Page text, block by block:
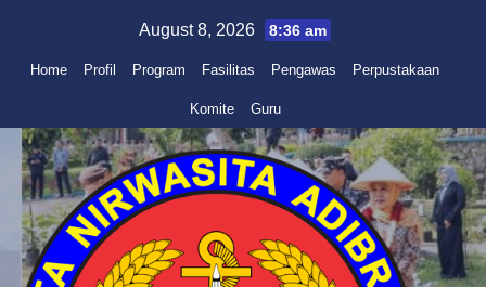
content
August 8, 2026 8:36 am
Home Profil Program Fasilitas Pengawas Perpustakaan
Komite Guru